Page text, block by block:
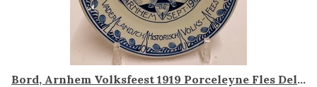
Bord, Arnhem Volksfeest 1919 Porceleyne Fles Delft